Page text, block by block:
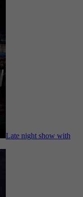
Late night show with